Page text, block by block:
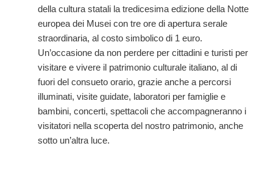
della cultura statali la tredicesima edizione della Notte
europea dei Musei con tre ore di apertura serale
straordinaria, al costo simbolico di 1 euro.
Un’occasione da non perdere per cittadini e turisti per
visitare e vivere il patrimonio culturale italiano, al di
fuori del consueto orario, grazie anche a percorsi
illuminati, visite guidate, laboratori per famiglie e
bambini, concerti, spettacoli che accompagneranno i
visitatori nella scoperta del nostro patrimonio, anche
sotto un’altra luce.